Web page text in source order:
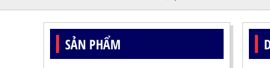
SẢN PHẨM